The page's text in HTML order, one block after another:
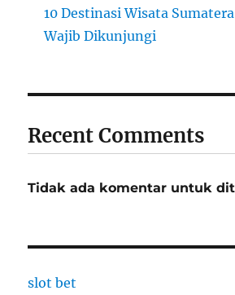
10 Destinasi Wisata
Wajib Dikunjungi
Recent Comments
Tidak ada komentar untuk
slot bet